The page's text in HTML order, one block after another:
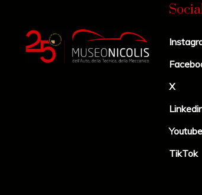
X
Youtube
TikTok